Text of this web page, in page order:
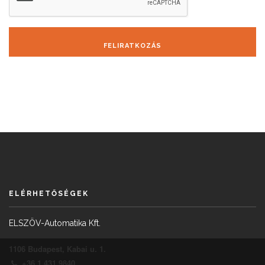
FELIRATKOZÁS
ELÉRHETŐSÉGEK
ELSZÖV-Automatika Kft.